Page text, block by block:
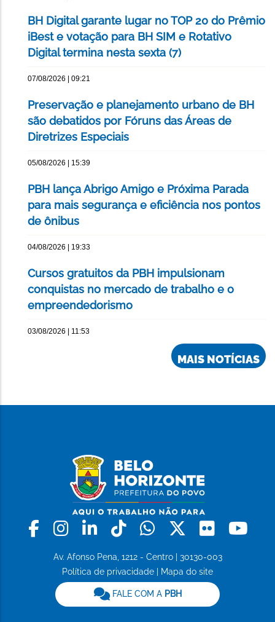
BH Digital garante lugar no TOP 20 do Prêmio
iBest e votação para BH SIM e Rotativo
Digital termina nesta sexta (7)
07/08/2026 | 09:21
Preservação e planejamento urbano de BH
são debatidos por Fóruns das Áreas de
Diretrizes Especiais
05/08/2026 | 15:39
PBH lança Abrigo Amigo e Próxima Parada
para mais segurança e eficiência nos pontos
de ônibus
04/08/2026 | 19:33
Cursos gratuitos da PBH impulsionam
conquistas no mercado de trabalho e o
empreendedorismo
03/08/2026 | 11:53
MAIS NOTÍCIAS
Facebook
Instagram
LinkedinTiktokWhatsapp
X Flickr
Av. Afonso Pena, 1212 - Centro | 30130-003
Política de privacidade
Mapa do site
FALE COM A PBH